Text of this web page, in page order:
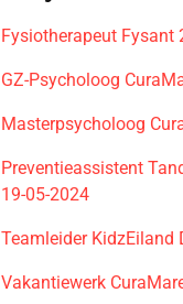
Fysiotherapeut Fysant
GZ-Psycholoog
Masterpsycholoog
Preventieassistent
19-05-2024
Teamleider KidzEiland
Vakantiewerk